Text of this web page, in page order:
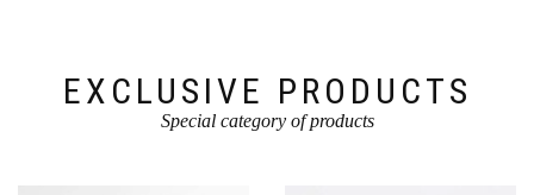
EXCLUSIVE PRODUCTS
Special category of products